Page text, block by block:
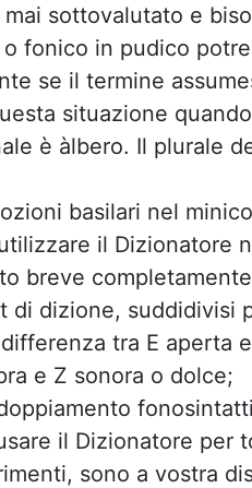
mai sottovalutato e
fonico in pudico
se il termine
situazione
è àlbero. Il plurale
basilari nel
il Dizionatore
breve
di dizione, suddidivisi
tra E aperta
e Z sonora o dolce;
il Dizionatore per
sono a vostra